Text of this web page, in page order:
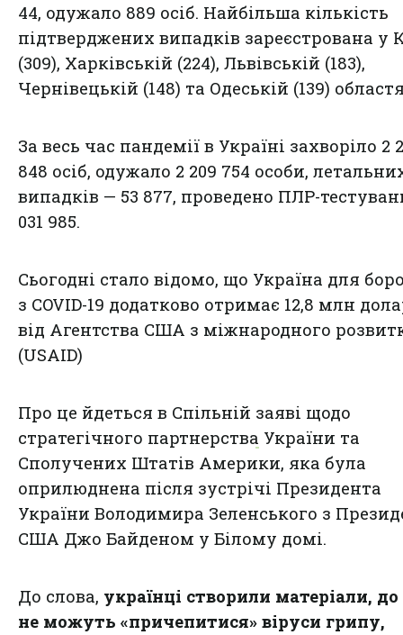
44, одужало 889 осіб. Найбільша кількість
підтверджених випадків зареєстрована у
(309), Харківській (224), Львівській (183),
Чернівецькій (148) та Одеській (139)
За весь час пандемії в Україні захворіло 2
848 осіб, одужало 2 209 754 особи,
випадків — 53 877, проведено ПЛР-
031 985.
Сьогодні стало відомо, що Україна для
з COVID-19 додатково отримає 12,8 млн
від Агентства США з міжнародного
(USAID)
Про це йдеться в Спільній заяві щодо
стратегічного партнерства України та
Сполучених Штатів Америки, яка була
оприлюднена після зустрічі Президента
України Володимира Зеленського з
США Джо Байденом у Білому домі.
До слова, українці створили матеріали,
не можуть «причепитися» віруси грипу,